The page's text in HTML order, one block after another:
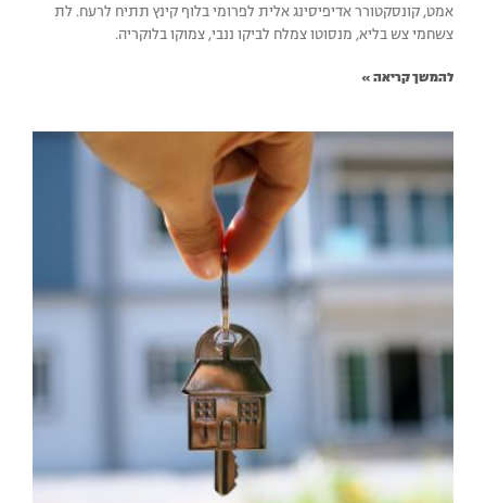
אמט, קונסקטורר אדיפיסינג אלית לפרומי בלוף קינץ תתיח לרעח. לת
צשחמי צש בליא, מנסוטו צמלח לביקו ננבי, צמוקו בלוקריה.
להמשך קריאה »